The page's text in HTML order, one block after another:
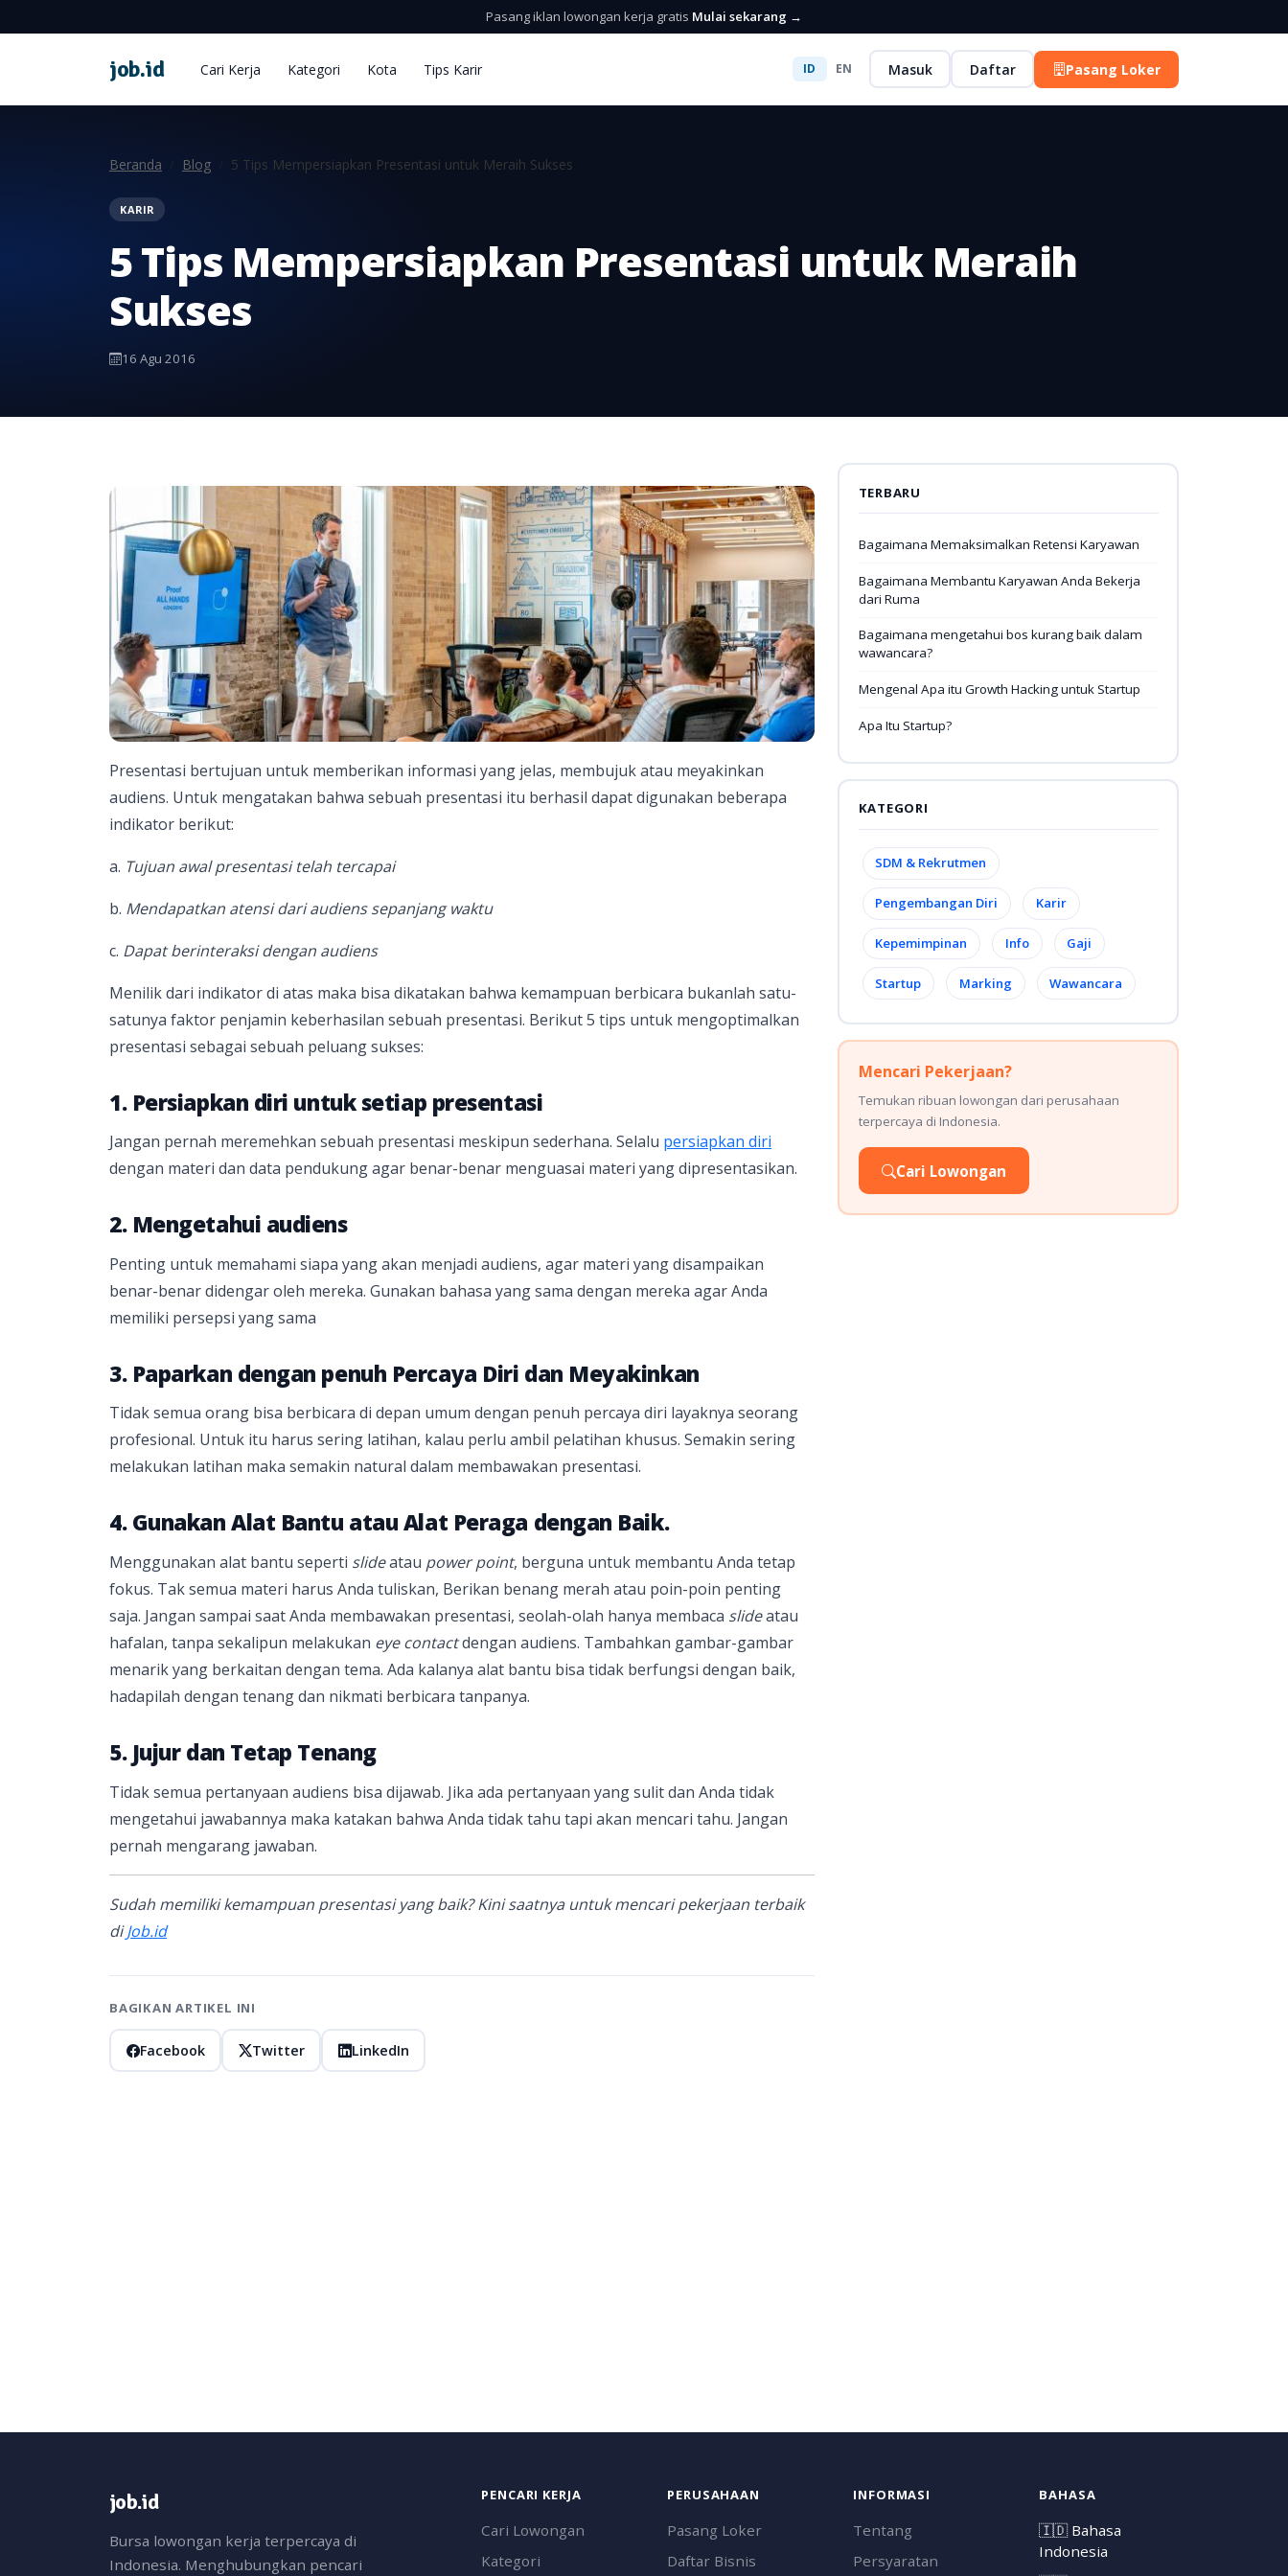
Pasang iklan lowongan kerja gratis Mulai sekarang →
job.id Cari Kerja Kategori Kota Tips Karir ID EN Masuk Daftar Pasang Loker
Beranda Blog 5 Tips Mempersiapkan Presentasi untuk Meraih Sukses
KARIR
5 Tips Mempersiapkan Presentasi untuk Meraih
Sukses
16 Agu 2016
Presentasi bertujuan untuk memberikan informasi yang jelas, membujuk atau meyakinkan
audiens. Untuk mengatakan bahwa sebuah presentasi itu berhasil dapat digunakan beberapa
indikator berikut:
a. Tujuan awal presentasi telah tercapai
b. Mendapatkan atensi dari audiens sepanjang waktu
c. Dapat berinteraksi dengan audiens
Menilik dari indikator di atas maka bisa dikatakan bahwa kemampuan berbicara bukanlah satu-
satunya faktor penjamin keberhasilan sebuah presentasi. Berikut 5 tips untuk mengoptimalkan
presentasi sebagai sebuah peluang sukses:
1. Persiapkan diri untuk setiap presentasi
Jangan pernah meremehkan sebuah presentasi meskipun sederhana. Selalu persiapkan diri
dengan materi dan data pendukung agar benar-benar menguasai materi yang dipresentasikan.
2. Mengetahui audiens
Penting untuk memahami siapa yang akan menjadi audiens, agar materi yang disampaikan
benar-benar didengar oleh mereka. Gunakan bahasa yang sama dengan mereka agar Anda
memiliki persepsi yang sama
3. Paparkan dengan penuh Percaya Diri dan Meyakinkan
Tidak semua orang bisa berbicara di depan umum dengan penuh percaya diri layaknya seorang
profesional. Untuk itu harus sering latihan, kalau perlu ambil pelatihan khusus. Semakin sering
melakukan latihan maka semakin natural dalam membawakan presentasi.
4. Gunakan Alat Bantu atau Alat Peraga dengan Baik.
Menggunakan alat bantu seperti slideatau power point, berguna untuk membantu Anda tetap
fokus. Tak semua materi harus Anda tuliskan, Berikan benang merah atau poin-poin penting
saja. Jangan sampai saat Anda membawakan presentasi, seolah-olah hanya membaca slideatau
hafalan, tanpa sekalipun melakukan eye contactdengan audiens. Tambahkan gambar-gambar
menarik yang berkaitan dengan tema. Ada kalanya alat bantu bisa tidak berfungsi dengan baik,
hadapilah dengan tenang dan nikmati berbicara tanpanya.
5. Jujur dan Tetap Tenang
Tidak semua pertanyaan audiens bisa dijawab. Jika ada pertanyaan yang sulit dan Anda tidak
mengetahui jawabannya maka katakan bahwa Anda tidak tahu tapi akan mencari tahu. Jangan
pernah mengarang jawaban.
Sudah memiliki kemampuan presentasi yang baik? Kini saatnya untuk mencari pekerjaan terbaik
diJob.id
BAGIKAN ARTIKEL INI
Facebook Twitter LinkedIn
TERBARU
Bagaimana Memaksimalkan Retensi Karyawan
Bagaimana Membantu Karyawan Anda Bekerja
dari Ruma
Bagaimana mengetahui bos kurang baik dalam
wawancara?
Mengenal Apa itu Growth Hacking untuk Startup
Apa Itu Startup?
KATEGORI
SDM & Rekrutmen
Pengembangan Diri Karir
Kepemimpinan Info Gaji
Startup Marking Wawancara
Mencari Pekerjaan?
Temukan ribuan lowongan dari perusahaan
terpercaya di Indonesia.
Cari Lowongan
job.id
Bursa lowongan kerja terpercaya di
Indonesia. Menghubungkan pencari
PENCARI KERJA
Cari Lowongan
Kategori
PERUSAHAAN
Pasang Loker
Daftar Bisnis
INFORMASI
Tentang
Persyaratan
BAHASA
🇮🇩Bahasa
Indonesia